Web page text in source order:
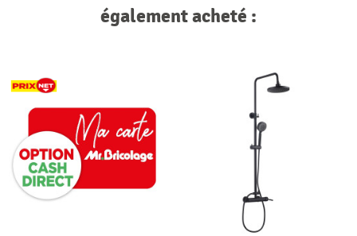
également acheté :